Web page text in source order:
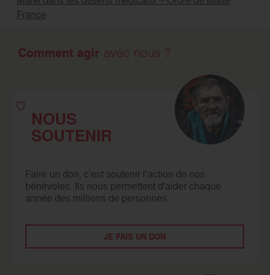
France
Comment agir avec nous ?
NOUS
SOUTENIR
Faire un don, c’est soutenir l’action de nos
bénévoles. Ils nous permettent d'aider chaque
année des millions de personnes.
JE FAIS UN DON